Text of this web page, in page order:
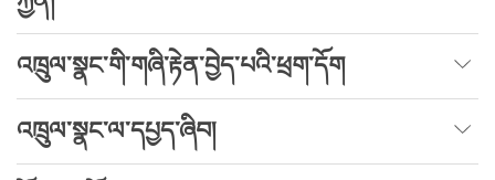
འཁྲུལ་སྣང་གི་གཞི་རྟེན་བྱེད་པའི་ཕྲག་དོག
འཁྲུལ་སྣང་ལ་དཔྱད་ཞིབ།